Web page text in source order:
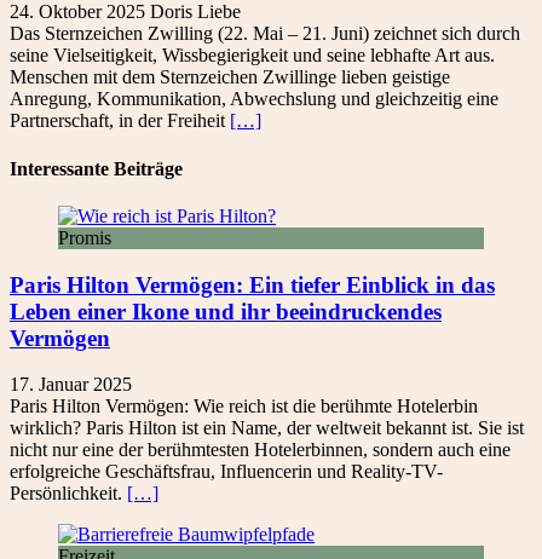
24. Oktober 2025 Doris Liebe
Das Sternzeichen Zwilling (22. Mai – 21. Juni) zeichnet sich durch
seine Vielseitigkeit, Wissbegierigkeit und seine lebhafte Art aus.
Menschen mit dem Sternzeichen Zwillinge lieben geistige
Anregung, Kommunikation, Abwechslung und gleichzeitig eine
Partnerschaft, in der Freiheit […]
Interessante Beiträge
Promis
Paris Hilton Vermögen: Ein tiefer Einblick in das
Leben einer Ikone und ihr beeindruckendes
Vermögen
17. Januar 2025
Paris Hilton Vermögen: Wie reich ist die berühmte Hotelerbin
wirklich? Paris Hilton ist ein Name, der weltweit bekannt ist. Sie ist
nicht nur eine der berühmtesten Hotelerbinnen, sondern auch eine
erfolgreiche Geschäftsfrau, Influencerin und Reality-TV-
Persönlichkeit. […]